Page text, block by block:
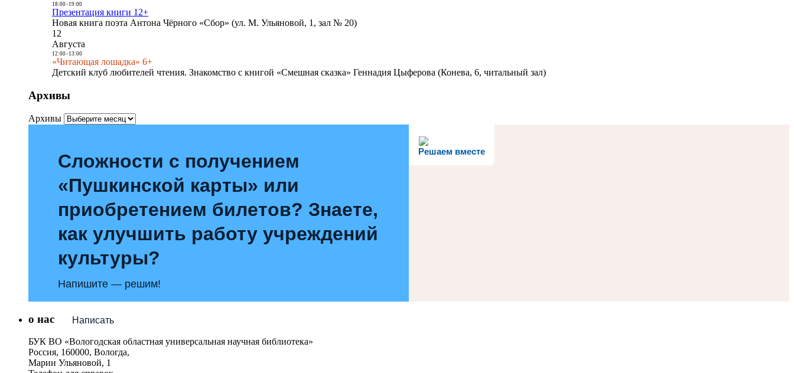
18:00- 19:00
Презентация книги 12+
Новая книга поэта Антона Чёрного «Сбор» (ул. М. Ульяновой, 1, зал № 20)
12
Августа
12:00- 13:00
«Читающая лошадка» 6+
Детский клуб любителей чтения. Знакомство с книгой «Смешная сказка» Геннадия Цыферова (Конева, 6, читальный зал)
Архивы
Архивы
Решаем вместе
Сложности с получением
«Пушкинской карты» или
приобретением билетов? Знаете,
как улучшить работу учреждений
культуры?
Напишите — решим!
Написать
о нас
БУК ВО «Вологодская областная универсальная научная библиотека»
Россия, 160000, Вологда,
Марии Ульяновой, 1